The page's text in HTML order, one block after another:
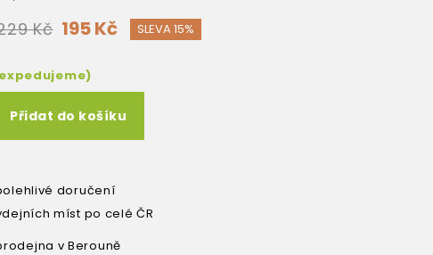
Kč 195 Kč SLEVA 15%
Přidat do košíku
doručení
míst po celé ČR
v Berouně